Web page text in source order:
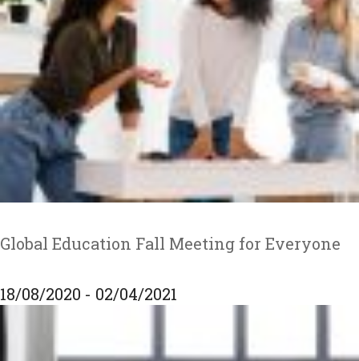
Global Education Fall Meeting for Everyone
18/08/2020 - 02/04/2021